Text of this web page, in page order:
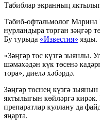
Табиблар экранның
Табиб-офтальмолог Марина
нурландыра торган зәңгәр
Бу турыда «Известия» язды.
«Зәңгәр төс күзгә
шәмәхәдән күк төсенә
тора», диелә хәбәрдә.
Зәңгәр төснең күзгә
яктылыгын көйләргә
препаратлар куллану да
яңарта.